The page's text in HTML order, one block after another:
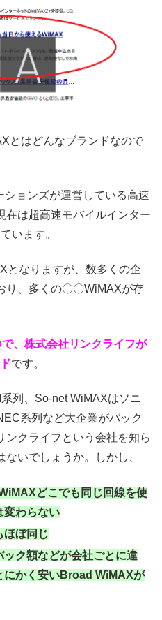
とはどんなブランドなので
ョンズが運営している高速
在は超高速モバイルインター
います。
となりますが、数多くの企
り、多くの〇〇WiMAXが存
、株式会社リンクライフが
です。
列、So-net WiMAXはソニ
系列など大企業がバック
ンクライフという会社を知ら
いでしょうか。しかし、
どこでも同じ回線を使
変わらない
ほぼ同じ
ック額などが会社ごとに違
にかく安いBroad WiMAXが